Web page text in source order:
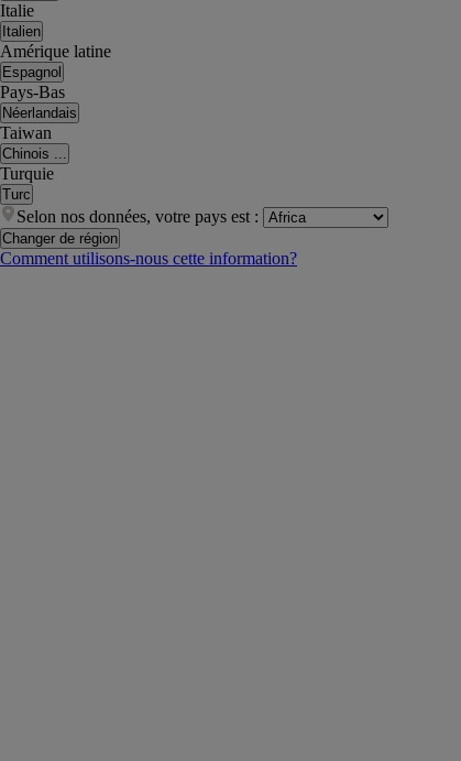
Italie
Italien
Amérique latine
Espagnol
Pays-Bas
Néerlandais
Taiwan
Chinois ...
Turquie
Turc
Selon nos données, votre pays est :
Changer de région
Comment utilisons-nous cette information?